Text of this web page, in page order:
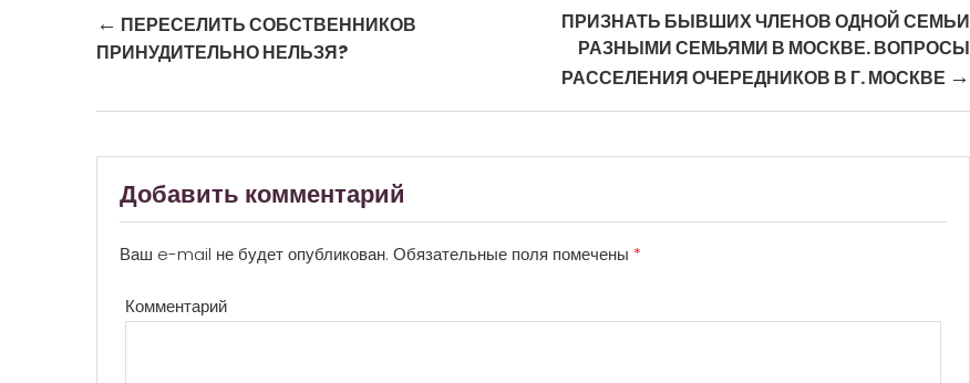
Post navigation
← ПЕРЕСЕЛИТЬ СОБСТВЕННИКОВ
ПРИНУДИТЕЛЬНО НЕЛЬЗЯ?
ПРИЗНАТЬ БЫВШИХ ЧЛЕНОВ ОДНОЙ СЕМЬИ
РАЗНЫМИ СЕМЬЯМИ В МОСКВЕ. ВОПРОСЫ
РАССЕЛЕНИЯ ОЧЕРЕДНИКОВ В Г. МОСКВЕ →
Добавить комментарий
Ваш e-mail не будет опубликован. Обязательные поля помечены *
Комментарий